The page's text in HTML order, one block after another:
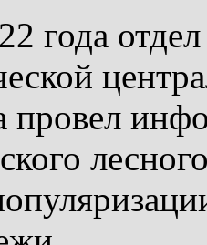
года
провел